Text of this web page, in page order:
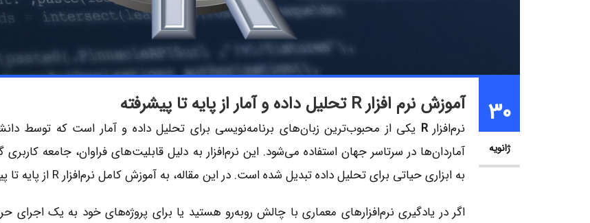
30
ژانویه
آموزش نرم افزار R تحلیل داده و آمار از پایه تا پیشرفته
نرم‌افزارR یکی از محبوب‌ترین زبان‌های برنامه‌نویسی برای تحلیل داده و آمار است که توسط
آماردان‌ها در سرتاسر جهان استفاده می‌شود. این نرم‌افزار به دلیل قابلیت‌های فراوان، جامعه
به ابزاری حیاتی برای تحلیل داده تبدیل شده است. در این مقاله، به آموزش کامل نرم‌افزار R از پایه تا پیشرفته خواهیم پرداخت.
اگر در یادگیری نرم‌افزارهای معماری با چالش روبه‌رو هستید یا برای پروژه‌های خود به یک اجرای